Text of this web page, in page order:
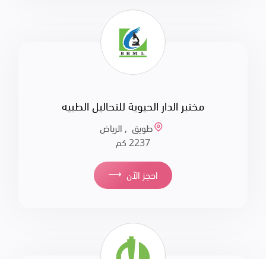
مختبر الدار الحيوية للتحاليل الطبيه
طويق , الرياض
2237 كم
⟶ احجز الآن